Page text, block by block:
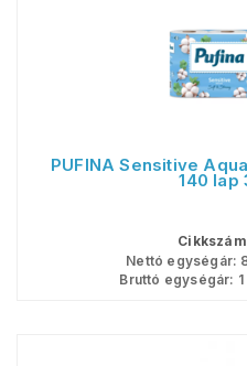
PUFINA Sensitive
140 lap
Nettó egységár:
Bruttó egységár: